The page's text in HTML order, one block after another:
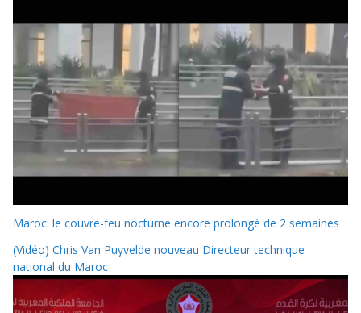
Maroc: le couvre-feu nocturne encore prolongé de 2 semaines
(Vidéo) Chris Van Puyvelde nouveau Directeur technique
national du Maroc